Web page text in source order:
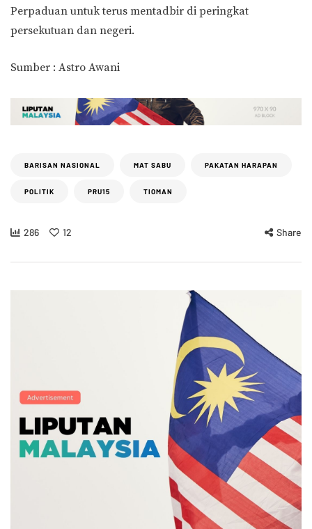
Perpaduan untuk terus mentadbir di peringkat
persekutuan dan negeri.
Sumber : Astro Awani
BARISAN NASIONAL MAT SABU PAKATAN HARAPAN
POLITIK PRU15 TIOMAN
286 12 Share